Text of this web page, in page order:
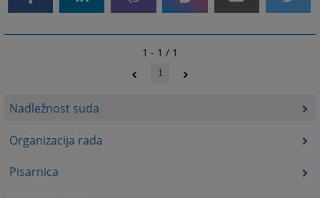
Nadležnost suda
Organizacija rada
Pisarnica
1 - 1 / 1
1